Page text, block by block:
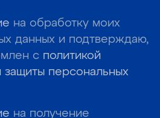
на обработку моих
данных и подтверждаю,
с политикой
защиты персональных
на получение